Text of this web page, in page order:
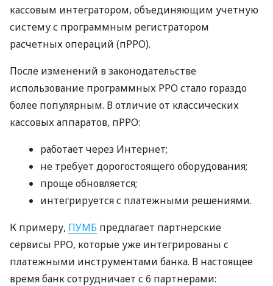
кассовым интегратором, объединяющим учетную
систему с программным регистратором
расчетных операций (пРРО).
После изменений в законодательстве
использование программных РРО стало гораздо
более популярным. В отличие от классических
кассовых аппаратов, пРРО:
работает через Интернет;
не требует дорогостоящего оборудования;
проще обновляется;
интегрируется с платежными решениями.
К примеру, ПУМБ предлагает партнерские
сервисы РРО, которые уже интегрированы с
платежными инструментами банка. В настоящее
время банк сотрудничает с 6 партнерами: